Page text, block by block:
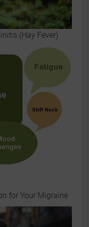
(Hay Fever)
for Your Migraine